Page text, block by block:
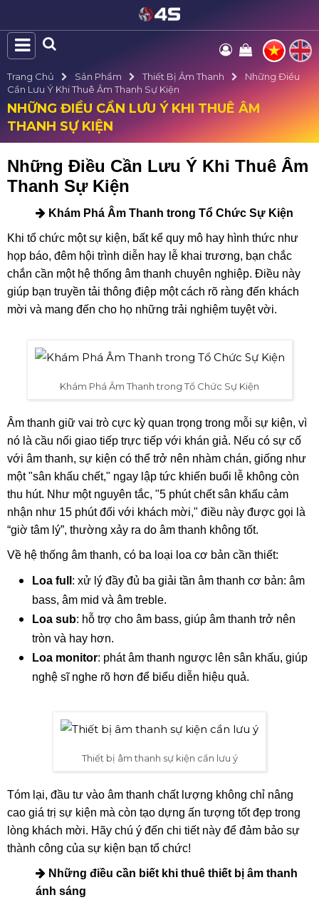
Trang Chủ Sản Phẩm Thiết Bị Âm Thanh
Những Điều
Cần Lưu Ý Khi Thuê Âm Thanh Sự Kiện
NHỮNG ĐIỀU CẦN LƯU Ý KHI THUÊ ÂM
THANH SỰ KIỆN
Những Điều Cần Lưu Ý Khi Thuê Âm
Thanh Sự Kiện
Khám Phá Âm Thanh trong Tổ Chức Sự Kiện
Khi tổ chức một sự kiện, bất kể quy mô hay hình thức như
họp báo, đêm hội trình diễn hay lễ khai trương, bạn chắc
chắn cần một hệ thống âm thanh chuyên nghiệp. Điều này
giúp bạn truyền tải thông điệp một cách rõ ràng đến khách
mời và mang đến cho họ những trải nghiệm tuyệt vời.
Khám Phá Âm Thanh trong Tổ Chức Sự Kiện
Âm thanh giữ vai trò cực kỳ quan trọng trong mỗi sự kiện, vì
nó là cầu nối giao tiếp trực tiếp với khán giả. Nếu có sự cố
với âm thanh, sự kiện có thể trở nên nhàm chán, giống như
một "sân khấu chết," ngay lập tức khiến buổi lễ không còn
thu hút. Như một nguyên tắc, "5 phút chết sân khấu cảm
nhận như 15 phút đối với khách mời," điều này được gọi là
“giờ tâm lý”, thường xảy ra do âm thanh không tốt.
Về hệ thống âm thanh, có ba loại loa cơ bản cần thiết:
Loa full : xử lý đầy đủ ba giải tần âm thanh cơ bản: âm
bass, âm mid và âm treble.
Loa sub: hỗ trợ cho âm bass, giúp âm thanh trở nên
tròn và hay hơn.
Loa monitor: phát âm thanh ngược lên sân khấu, giúp
nghệ sĩ nghe rõ hơn để biểu diễn hiệu quả.
Thiết bị âm thanh sự kiện cần lưu ý
Tóm lại, đầu tư vào âm thanh chất lượng không chỉ nâng
cao giá trị sự kiện mà còn tạo dựng ấn tượng tốt đẹp trong
lòng khách mời. Hãy chú ý đến chi tiết này để đảm bảo sự
thành công của sự kiện bạn tổ chức!
Những điều cần biết khi thuê thiết bị âm thanh
ánh sáng